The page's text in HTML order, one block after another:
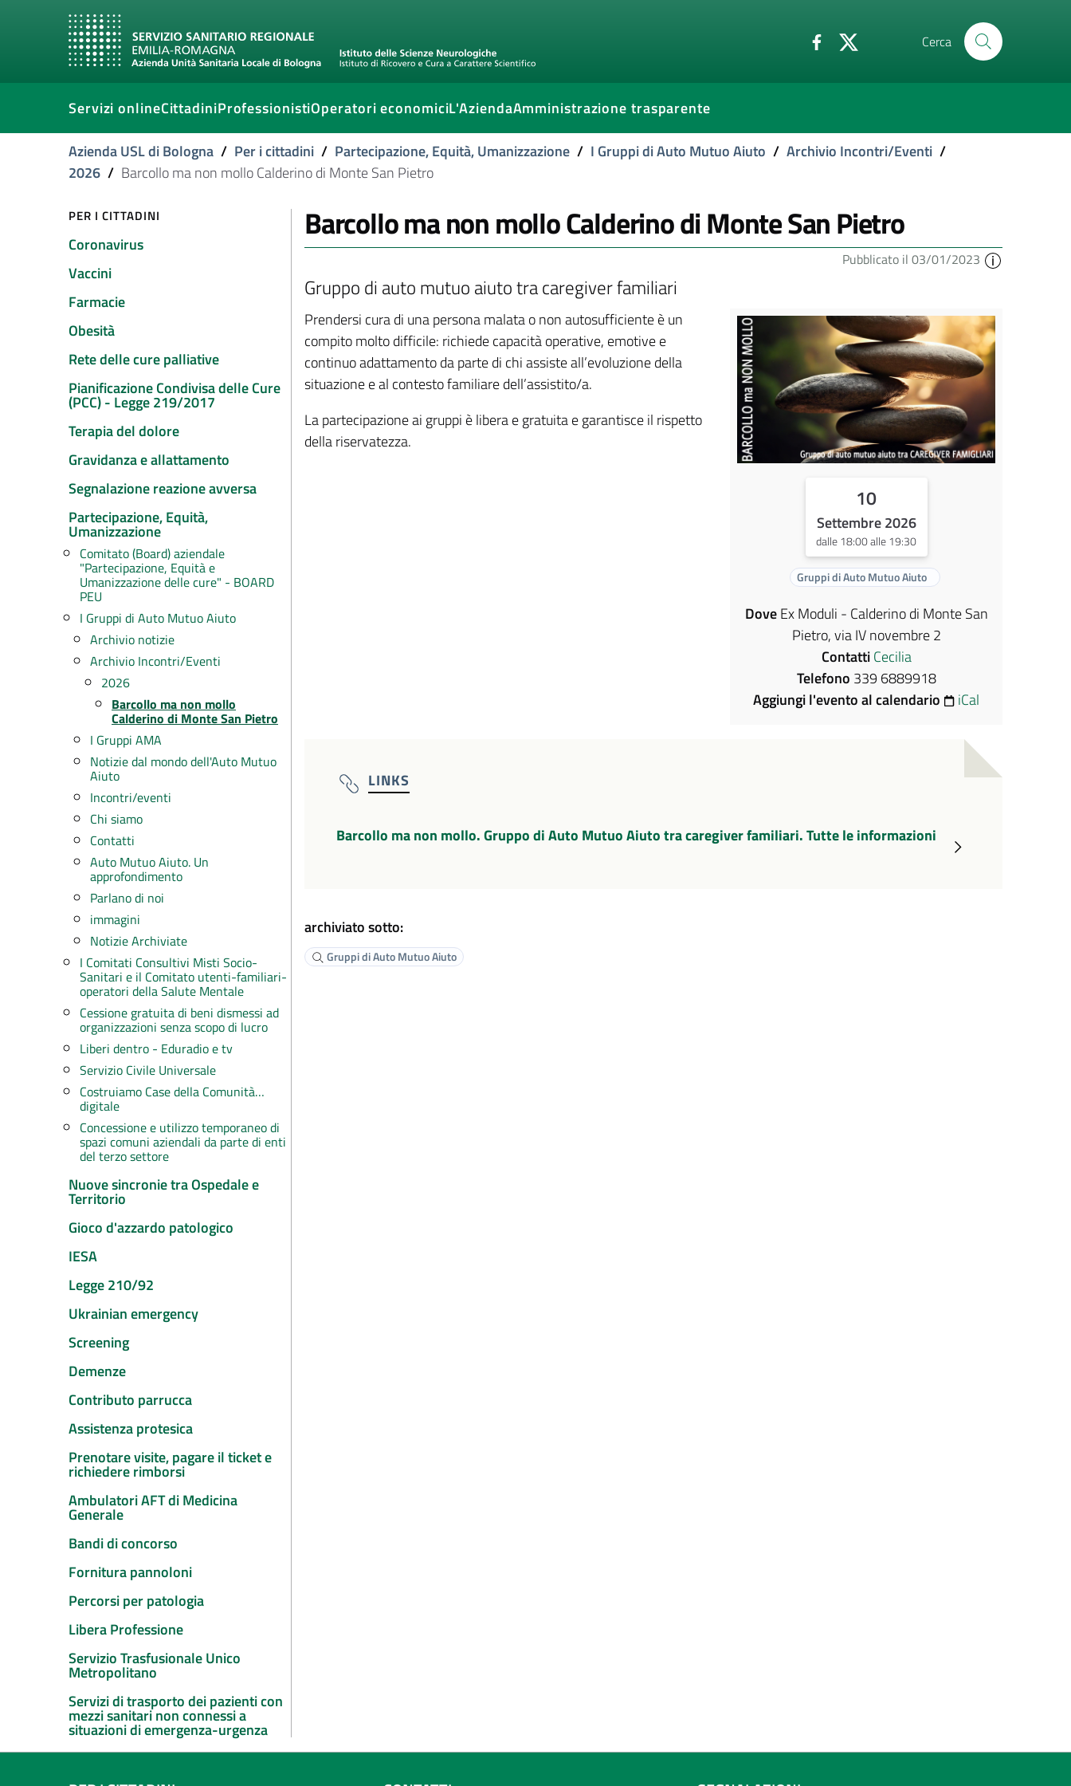
Cerca
Servizi onlineCittadiniProfessionistiOperatori economiciL'AziendaAmministrazione trasparente
Azienda USL di Bologna / Per i cittadini / Partecipazione, Equità, Umanizzazione / I Gruppi di Auto Mutuo Aiuto / Archivio Incontri/Eventi /
2026 / Barcollo ma non mollo Calderino di Monte San Pietro
PER I CITTADINI
Coronavirus
Vaccini
Farmacie
Obesità
Rete delle cure palliative
Pianificazione Condivisa delle Cure
(PCC) - Legge 219/2017
Terapia del dolore
Gravidanza e allattamento
Segnalazione reazione avversa
Partecipazione, Equità,
Umanizzazione
Comitato (Board) aziendale
"Partecipazione, Equità e
Umanizzazione delle cure" - BOARD
PEU
I Gruppi di Auto Mutuo Aiuto
Archivio notizie
Archivio Incontri/Eventi
2026
Barcollo ma non mollo
Calderino di Monte San Pietro
I Gruppi AMA
Notizie dal mondo dell'Auto Mutuo
Aiuto
Incontri/eventi
Chi siamo
Contatti
Auto Mutuo Aiuto. Un
approfondimento
Parlano di noi
immagini
Notizie Archiviate
I Comitati Consultivi Misti Socio-
Sanitari e il Comitato utenti-familiari-
operatori della Salute Mentale
Cessione gratuita di beni dismessi ad
organizzazioni senza scopo di lucro
Liberi dentro - Eduradio e tv
Servizio Civile Universale
Costruiamo Case della Comunità…
digitale
Concessione e utilizzo temporaneo di
spazi comuni aziendali da parte di enti
del terzo settore
Nuove sincronie tra Ospedale e
Territorio
Gioco d'azzardo patologico
IESA
Legge 210/92
Ukrainian emergency
Screening
Demenze
Contributo parrucca
Assistenza protesica
Prenotare visite, pagare il ticket e
richiedere rimborsi
Ambulatori AFT di Medicina
Generale
Bandi di concorso
Fornitura pannoloni
Percorsi per patologia
Libera Professione
Servizio Trasfusionale Unico
Metropolitano
Servizi di trasporto dei pazienti con
mezzi sanitari non connessi a
situazioni di emergenza-urgenza
Barcollo ma non mollo Calderino di Monte San Pietro
Pubblicato il 03/01/2023
Gruppo di auto mutuo aiuto tra caregiver familiari
10
Settembre 2026
dalle 18:00 alle 19:30
Gruppi di Auto Mutuo Aiuto
Dove Ex Moduli - Calderino di Monte San
Pietro, via IV novembre 2
Contatti Cecilia
Telefono 339 6889918
Aggiungi l'evento al calendario
iCal
Prendersi cura di una persona malata o non autosufficiente è un
compito molto difficile: richiede capacità operative, emotive e
continuo adattamento da parte di chi assiste all’evoluzione della
situazione e al contesto familiare dell’assistito/a.
La partecipazione ai gruppi è libera e gratuita e garantisce il rispetto
della riservatezza.
LINKS
Barcollo ma non mollo. Gruppo di Auto Mutuo Aiuto tra caregiver familiari. Tutte le informazioni
archiviato sotto:
Gruppi di Auto Mutuo Aiuto